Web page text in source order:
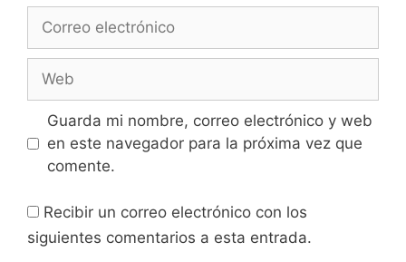
Guarda mi nombre, correo electrónico y web
en este navegador para la próxima vez que
comente.
Recibir un correo electrónico con los
siguientes comentarios a esta entrada.